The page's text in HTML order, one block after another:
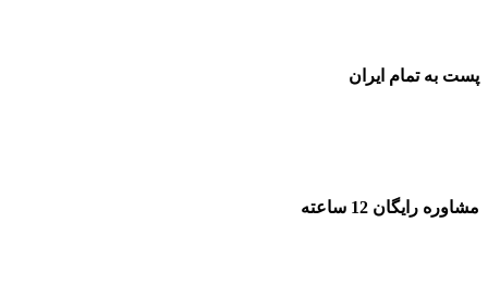
پست به تمام ایران
مشاوره رایگان 12 ساعته